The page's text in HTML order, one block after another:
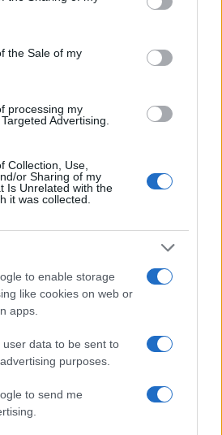
Google and its third-party tags to
specified purposes in below Google
the Sale of my
processing my
Advertising.
Collection, Use,
or Sharing of my
Is Unrelated with the
it was collected.
to enable storage
like cookies on web or
apps.
user data to be sent to
purposes.
to send me
Francesca Ghirra
Cappellacci
nel canale telegram di
le tue segnalazioni,
video e le tue foto
al numero +39
le nostre ultime news